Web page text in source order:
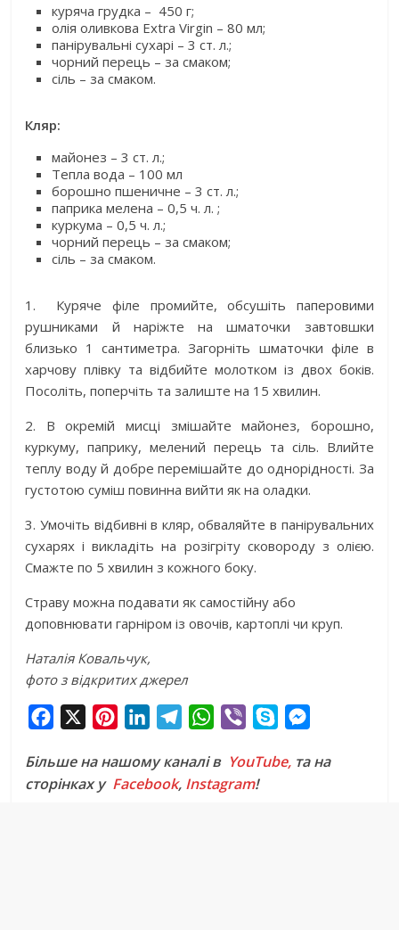
куряча грудка – 450 г;
олія оливкова Extra Virgin – 80 мл;
панірувальні сухарі – 3 ст. л.;
чорний перець – за смаком;
сіль – за смаком.
Кляр:
майонез – 3 ст. л.;
Тепла вода – 100 мл
борошно пшеничне – 3 ст. л.;
паприка мелена – 0,5 ч. л. ;
куркума – 0,5 ч. л.;
чорний перець – за смаком;
сіль – за смаком.
1.
Куряче філе промийте, обсушіть паперовими
рушниками й наріжте на шматочки завтовшки
близько 1 сантиметра. Загорніть шматочки філе в
харчову плівку та відбийте молотком із двох боків.
Посоліть, поперчіть та залиште на 15 хвилин.
2. В окремій мисці змішайте майонез, борошно,
куркуму, паприку, мелений перець та сіль. Влийте
теплу воду й добре перемішайте до однорідності. За
густотою суміш повинна вийти як на оладки.
3. Умочіть відбивні в кляр, обваляйте в панірувальних
сухарях і викладіть на розігріту сковороду з олією.
Смажте по 5 хвилин з кожного боку.
Страву можна подавати як самостійну або
доповнювати гарніром із овочів, картоплі чи круп.
Наталія Ковальчук,
фото з відкритих джерел
c
e
n
t
n
k
l
e
W
a
t
b
e
y
s
Більше на нашому каналі в YouTube, та на
сторінках у Facebook, Instagram!